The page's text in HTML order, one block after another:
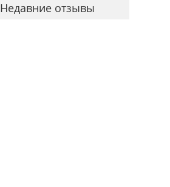
Недавние отзывы